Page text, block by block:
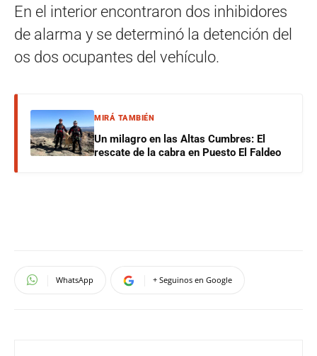
En el interior encontraron dos inhibidores
de alarma y se determinó la detención del
os dos ocupantes del vehículo.
MIRÁ TAMBIÉN
Un milagro en las Altas Cumbres: El
rescate de la cabra en Puesto El Faldeo
WhatsApp + Seguinos en Google